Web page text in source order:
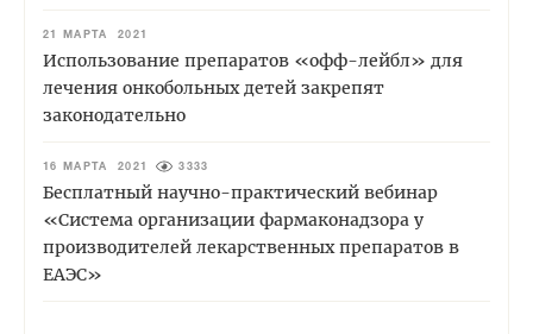
21 МАРТА 2021
Использование препаратов «офф-лейбл» для
лечения онкобольных детей закрепят
законодательно
16 МАРТА 2021 3333
Бесплатный научно-практический вебинар
«Система организации фармаконадзора у
производителей лекарственных препаратов в
ЕАЭС»